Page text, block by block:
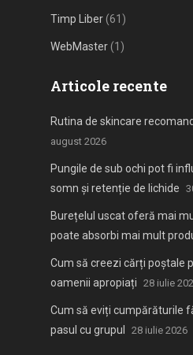
Timp Liber(61)
WebMaster(1)
Articole recente
Rutina de skincare
august 2026
Pungile de sub ochi pot fi
somn și retenție de lichide
Burețelul uscat oferă mai
poate absorbi mai mult
Cum să creezi cărți poștale
oamenii apropiați 28 iulie
Cum să eviți cumpărăturile
pasul cu grupul
28 iulie 2026